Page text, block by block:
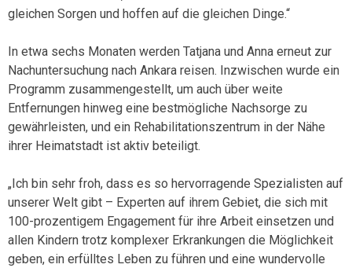
gleichen Sorgen und hoffen auf die gleichen Dinge.“
In etwa sechs Monaten werden Tatjana und Anna erneut zur
Nachuntersuchung nach Ankara reisen. Inzwischen wurde ein
Programm zusammengestellt, um auch über weite
Entfernungen hinweg eine bestmögliche Nachsorge zu
gewährleisten, und ein Rehabilitationszentrum in der Nähe
ihrer Heimatstadt ist aktiv beteiligt.
„Ich bin sehr froh, dass es so hervorragende Spezialisten auf
unserer Welt gibt – Experten auf ihrem Gebiet, die sich mit
100-prozentigem Engagement für ihre Arbeit einsetzen und
allen Kindern trotz komplexer Erkrankungen die Möglichkeit
geben, ein erfülltes Leben zu führen und eine wundervolle